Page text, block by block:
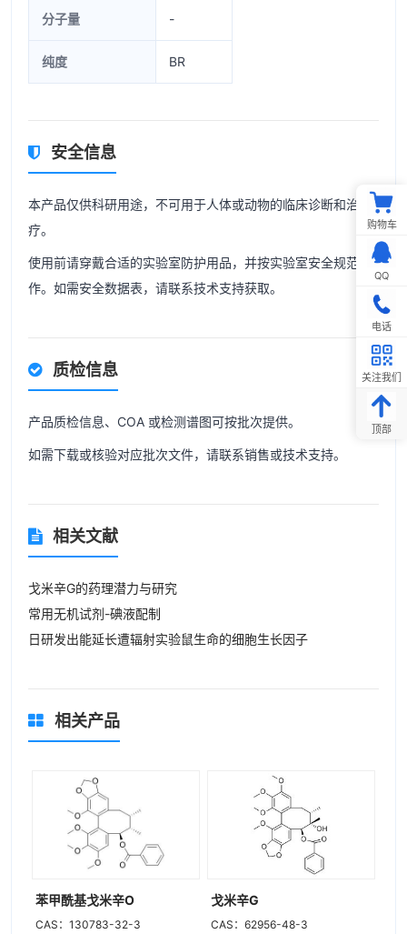
分子量 -
纯度 BR
安全信息
本产品仅供科研用途，不可用于人体或动物的临床诊断和治
疗。
使用前请穿戴合适的实验室防护用品，并按实验室安全规范操
作。如需安全数据表，请联系技术支持获取。
质检信息
产品质检信息、COA 或检测谱图可按批次提供。
如需下载或核验对应批次文件，请联系销售或技术支持。
相关文献
戈米辛G的药理潜力与研究
常用无机试剂-碘液配制
日研发出能延长遭辐射实验鼠生命的细胞生长因子
相关产品
苯甲酰基戈米辛O
CAS：130783-32-3
戈米辛G
CAS：62956-48-3
购物车
QQ
电话
关注我们
顶部